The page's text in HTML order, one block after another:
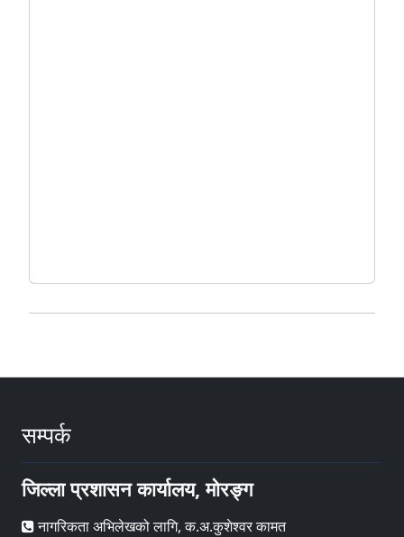
सम्पर्क
जिल्ला प्रशासन कार्यालय, मोरङ्ग
नागरिकता अभिलेखको लागि, क.अ.कुशेश्वर कामत